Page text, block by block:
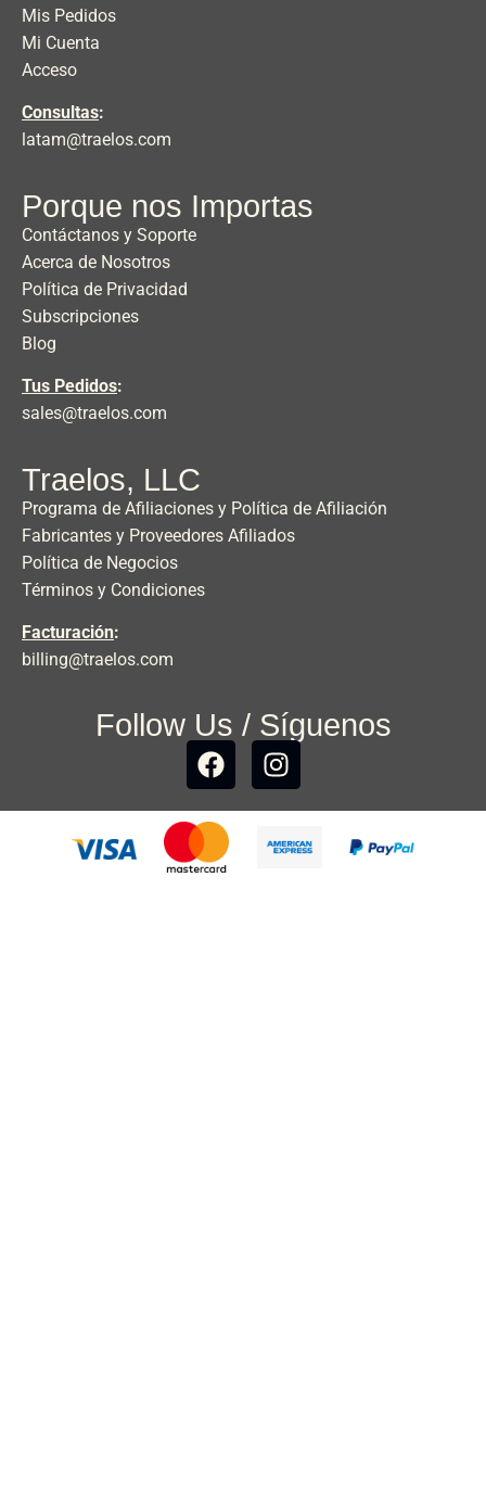
Mis Pedidos
Mi Cuenta
Acceso
Consultas:
latam@traelos.com
Porque nos Importas
Contáctanos y Soporte
Acerca de Nosotros
Política de Privacidad
Subscripciones
Blog
Tus Pedidos:
sales@traelos.com
Traelos, LLC
Programa de Afiliaciones y Política de Afiliación
Fabricantes y Proveedores Afiliados
Política de Negocios
Términos y Condiciones
Facturación:
billing@traelos.com
Follow Us / Síguenos